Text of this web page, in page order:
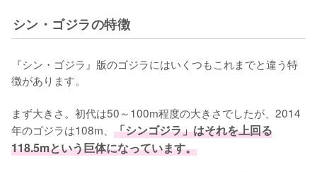
シン・ゴジラの特徴
『シン・ゴジラ』版のゴジラにはいくつもこれまでと違う特
徴があります。
まず大きさ。初代は50～100m程度の大きさでしたが、2014
年のゴジラは108m、 「シンゴジラ」はそれを上回る
118.5mという巨体になっています。